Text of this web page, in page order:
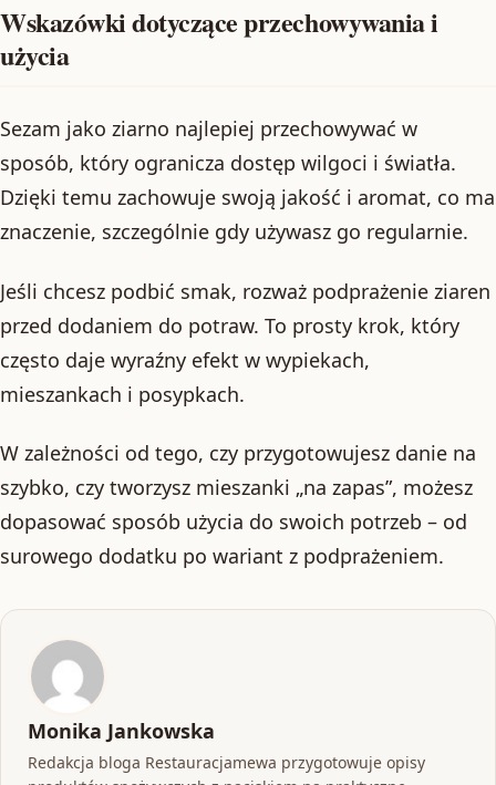
Wskazówki dotyczące przechowywania i
użycia
Sezam jako ziarno najlepiej przechowywać w
sposób, który ogranicza dostęp wilgoci i światła.
Dzięki temu zachowuje swoją jakość i aromat, co ma
znaczenie, szczególnie gdy używasz go regularnie.
Jeśli chcesz podbić smak, rozważ podprażenie ziaren
przed dodaniem do potraw. To prosty krok, który
często daje wyraźny efekt w wypiekach,
mieszankach i posypkach.
W zależności od tego, czy przygotowujesz danie na
szybko, czy tworzysz mieszanki „na zapas”, możesz
dopasować sposób użycia do swoich potrzeb – od
surowego dodatku po wariant z podprażeniem.
Monika Jankowska
Redakcja bloga Restauracjamewa przygotowuje opisy